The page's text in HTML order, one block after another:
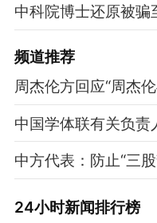
频道推荐
周杰伦方回应“周杰
中国学体联有关负
中方代表：防止“三
24小时新闻排行榜